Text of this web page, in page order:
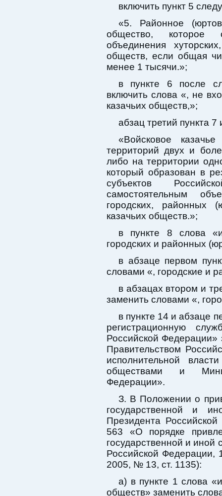
включить пункт 5
«5. Районное
общество, которое
объединения
обществ, если общая
менее 1 тысячи.»;
в пункте 6 после
включить слова «, не
казачьих обществ,»;
абзац третий пункта
«Войсковое
территорий двух и
либо на территории
который образован в
субъектов
самостоятельным
городских, районных
казачьих обществ.»;
в пункте 8 слова
городских и районных
в абзаце первом
словами «, городские и
в абзацах втором и
заменить словами «,
в пункте 14 и абзаце
регистрационную
Российской
Правительством
исполнительной
обществами и
Федерации».
З. В Положении о
государственной и
Президента
563 «О порядке
государственной и иной
Российской
2005, № 13, ст. 1135):
а) в пункте 1 слова
обществ» заменить